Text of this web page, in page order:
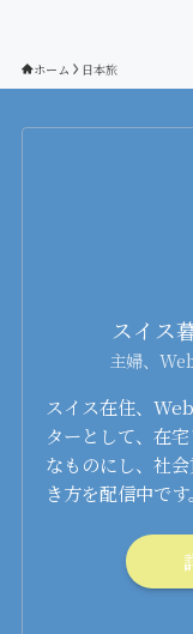
ホーム 日本旅
スイス
主婦、
スイス在住、
ターとして、在
なものにし、社
き方を配信中です。